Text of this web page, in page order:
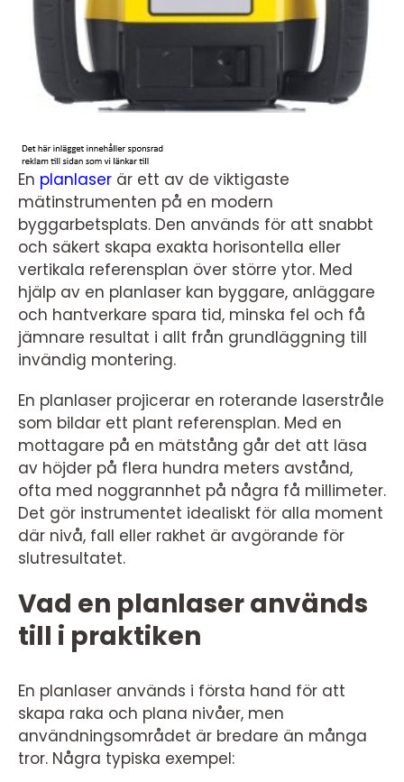
En planlaser är ett av de viktigaste
mätinstrumenten på en modern
byggarbetsplats. Den används för att snabbt
och säkert skapa exakta horisontella eller
vertikala referensplan över större ytor. Med
hjälp av en planlaser kan byggare, anläggare
och hantverkare spara tid, minska fel och få
jämnare resultat i allt från grundläggning till
invändig montering.
En planlaser projicerar en roterande laserstråle
som bildar ett plant referensplan. Med en
mottagare på en mätstång går det att läsa
av höjder på flera hundra meters avstånd,
ofta med noggrannhet på några få millimeter.
Det gör instrumentet idealiskt för alla moment
där nivå, fall eller rakhet är avgörande för
slutresultatet.
Vad en planlaser används
till i praktiken
En planlaser används i första hand för att
skapa raka och plana nivåer, men
användningsområdet är bredare än många
tror. Några typiska exempel: